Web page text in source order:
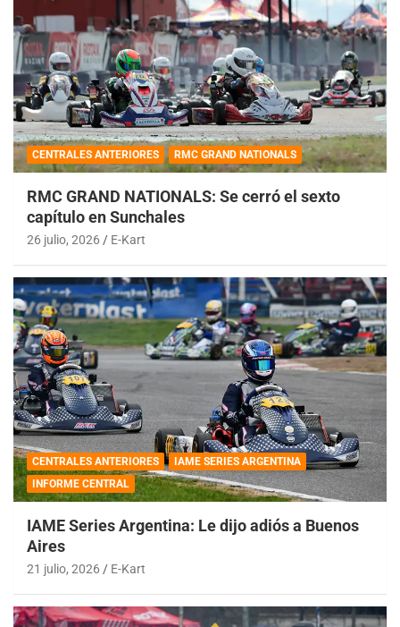
CENTRALES ANTERIORES RMC GRAND NATIONALS
RMC GRAND NATIONALS: Se cerró el sexto
capítulo en Sunchales
26 julio, 2026 E-Kart
CENTRALES ANTERIORES
IAME SERIES ARGENTINA
INFORME CENTRAL
IAME Series Argentina: Le dijo adiós a Buenos
Aires
21 julio, 2026 E-Kart